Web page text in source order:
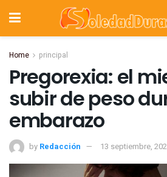
Home principal
Pregorexia: el
subir de peso
embarazo
by Redacción 13 septiembre,